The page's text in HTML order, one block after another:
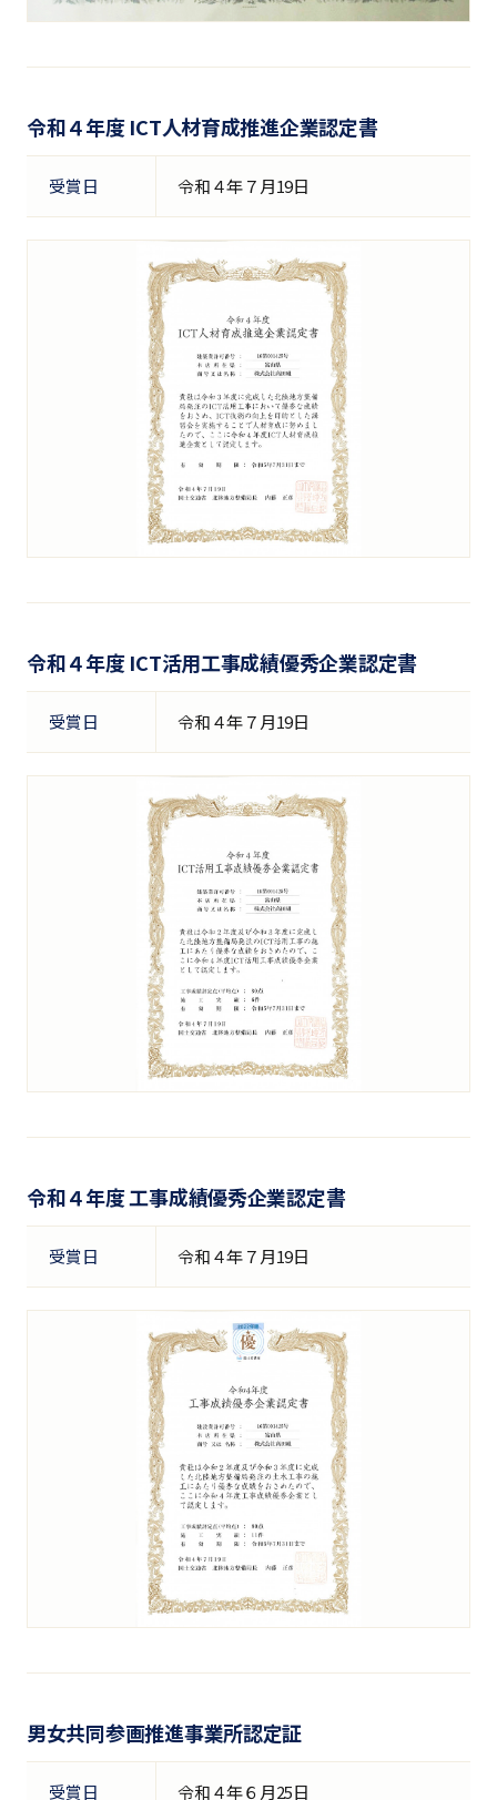
令和４年度 ICT人材育成推進企業認定書
受賞日 令和４年７月19日
令和４年度 ICT活用工事成績優秀企業認定書
受賞日 令和４年７月19日
令和４年度 工事成績優秀企業認定書
受賞日 令和４年７月19日
男女共同参画推進事業所認定証
受賞日 令和４年６月25日